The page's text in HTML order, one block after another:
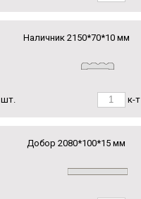
Наличник 2150*70*10 мм
шт. к-т
Добор 2080*100*15 мм